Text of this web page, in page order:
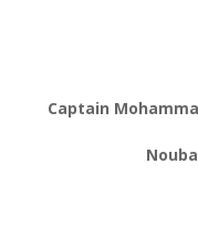
Captain